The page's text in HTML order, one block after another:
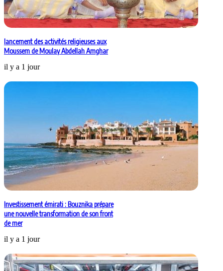
lancement des activités religieuses aux
Moussem de Moulay Abdellah Amghar
il y a 1 jour
Investissement émirati : Bouznika prépare
une nouvelle transformation de son front
de mer
il y a 1 jour